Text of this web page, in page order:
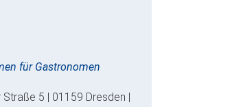
für Gastronomen
5 | 01159 Dresden |